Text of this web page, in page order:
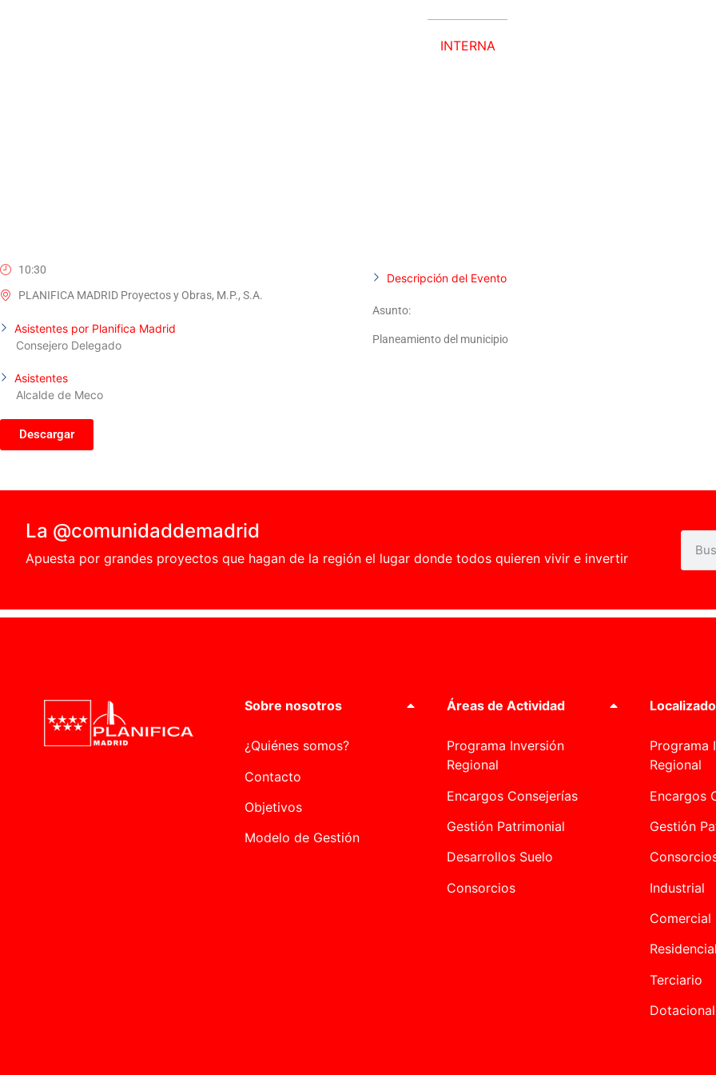
INTERNA
10:30
PLANIFICA MADRID Proyectos y Obras, M.P., S.A.
Asistentes por Planifica Madrid
Consejero Delegado
Asistentes
Alcalde de Meco
Descargar
Descripción del Evento
Asunto:
Planeamiento del municipio
La @comunidaddemadrid
Apuesta por grandes proyectos que hagan de la región el lugar donde todos quieren vivir e invertir
Sobre nosotros
¿Quiénes somos?
Contacto
Objetivos
Modelo de Gestión
Áreas de Actividad
Programa Inversión
Regional
Encargos Consejerías
Gestión Patrimonial
Desarrollos Suelo
Consorcios
Programa
Regional
Encargos
Gestión
Industrial
Comercial
Residencial
Terciario
Dotacional